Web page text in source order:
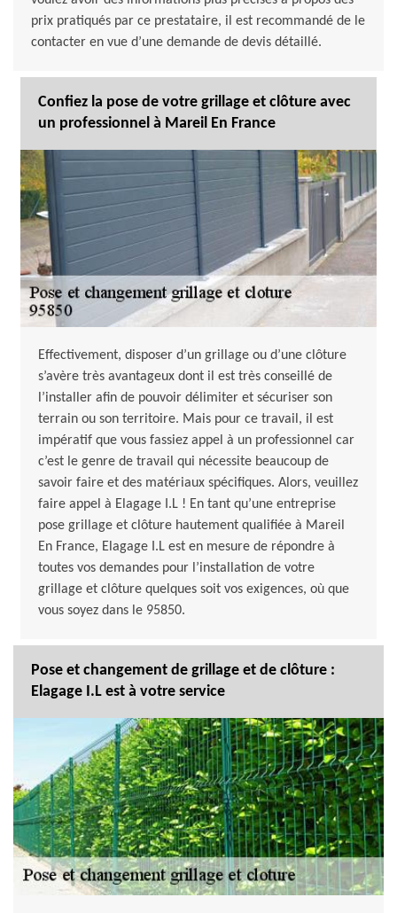
prix pratiqués par ce prestataire, il est recommandé de le
contacter en vue d’une demande de devis détaillé.
Confiez la pose de votre grillage et clôture avec
un professionnel à Mareil En France
Effectivement, disposer d’un grillage ou d’une clôture
s’avère très avantageux dont il est très conseillé de
l’installer afin de pouvoir délimiter et sécuriser son
terrain ou son territoire. Mais pour ce travail, il est
impératif que vous fassiez appel à un professionnel car
c’est le genre de travail qui nécessite beaucoup de
savoir faire et des matériaux spécifiques. Alors, veuillez
faire appel à Elagage I.L ! En tant qu’une entreprise
pose grillage et clôture hautement qualifiée à Mareil
En France, Elagage I.L est en mesure de répondre à
toutes vos demandes pour l’installation de votre
grillage et clôture quelques soit vos exigences, où que
vous soyez dans le 95850.
Pose et changement de grillage et de clôture :
Elagage I.L est à votre service